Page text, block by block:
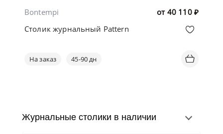
от 40 110 ₽
Bontempi
Столик журнальный Pattern
На заказ 45-90 дн
Журнальные столики в наличии